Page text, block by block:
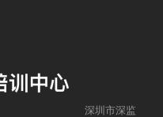
深圳市深监